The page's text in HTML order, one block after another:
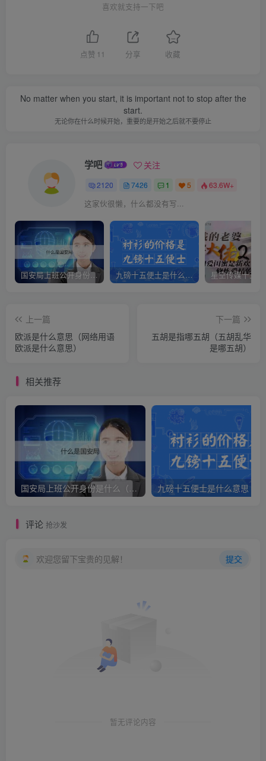
喜欢就支持一下吧
点赞 11 分享 收藏
No matter when you start, it is important not to stop after the
start.
无论你在什么时候开始，重要的是开始之后就不要停止
学吧 关注
2120 7426 1 5 63.6W+
这家伙很懒，什么都没有写...
国安局上班公开身份是什么（国安身份对家人保密吗） 九磅十五便士是什么意思（九磅十五便士是什么梗）
上一篇
欧派是什么意思（网络用语
欧派是什么意思）
下一篇
五胡是指哪五胡（五胡乱华
是哪五胡）
相关推荐
国安局上班公开身份是什么（国安身份对家人保密吗）
评论 抢沙发
欢迎您留下宝贵的见解！ 提交
暂无评论内容